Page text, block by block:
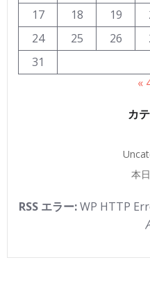
17
18 19
24
25 26
31
«
カ
本
RSS エラー:WP HTTP